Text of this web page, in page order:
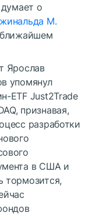
о
М.
ближайшем
Ярослав
упомянул
ETF Just2Trade
признавая,
разработки
в США и
тормозится,